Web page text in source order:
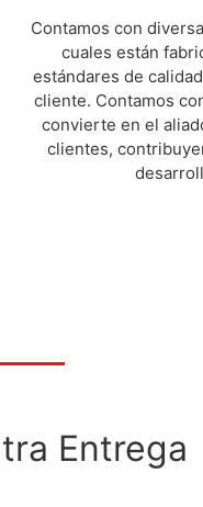
Contamos con
cuales están
estándares de
cliente. Contamos
convierte en el
clientes,
Entrega